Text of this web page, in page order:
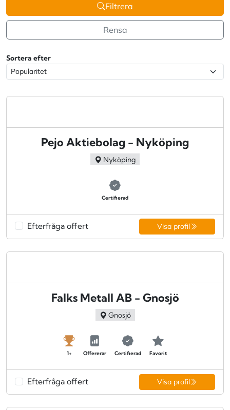
Filtrera
Rensa
Sortera efter
Pejo Aktiebolag - Nyköping
Nyköping
Certifierad
Efterfråga offert Visa profil
Falks Metall AB - Gnosjö
Gnosjö
1+ Offererar Certifierad Favorit
Efterfråga offert Visa profil